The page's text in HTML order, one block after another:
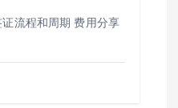
流程和周期 费用分享